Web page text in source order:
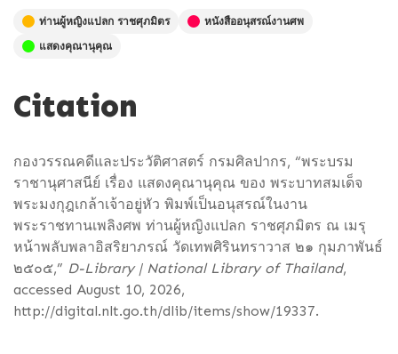
ท่านผู้หญิงแปลก ราชศุภมิตร
หนังสืออนุสรณ์งานศพ
แสดงคุณานุคุณ
Citation
กองวรรณคดีและประวัติศาสตร์ กรมศิลปากร, “พระบรม
ราชานุศาสนีย์ เรื่อง แสดงคุณานุคุณ ของ พระบาทสมเด็จ
พระมงกุฎเกล้าเจ้าอยู่หัว พิมพ์เป็นอนุสรณ์ในงาน
พระราชทานเพลิงศพ ท่านผู้หญิงแปลก ราชศุภมิตร ณ เมรุ
หน้าพลับพลาอิสริยาภรณ์ วัดเทพศิรินทราวาส ๒๑ กุมภาพันธ์
๒๕๐๕,” D-Library | National Library of Thailand,
accessed August 10, 2026,
http://digital.nlt.go.th/dlib/items/show/19337.